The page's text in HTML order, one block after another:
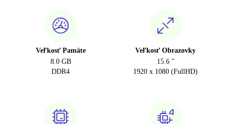
Veľkosť Pamäte
8.0 GB
DDR4
Veľkosť Obrazovky
15.6 "
1920 x 1080 (FullHD)